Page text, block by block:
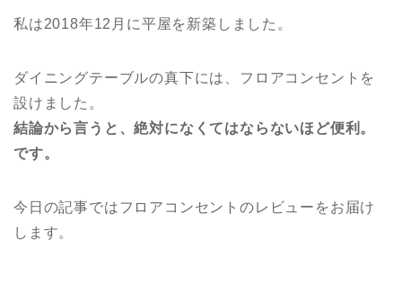
私は2018年12月に平屋を新築しました。
ダイニングテーブルの真下には、フロアコンセントを
設けました。
結論から言うと、絶対になくてはならないほど便利。
です。
今日の記事ではフロアコンセントのレビューをお届け
します。